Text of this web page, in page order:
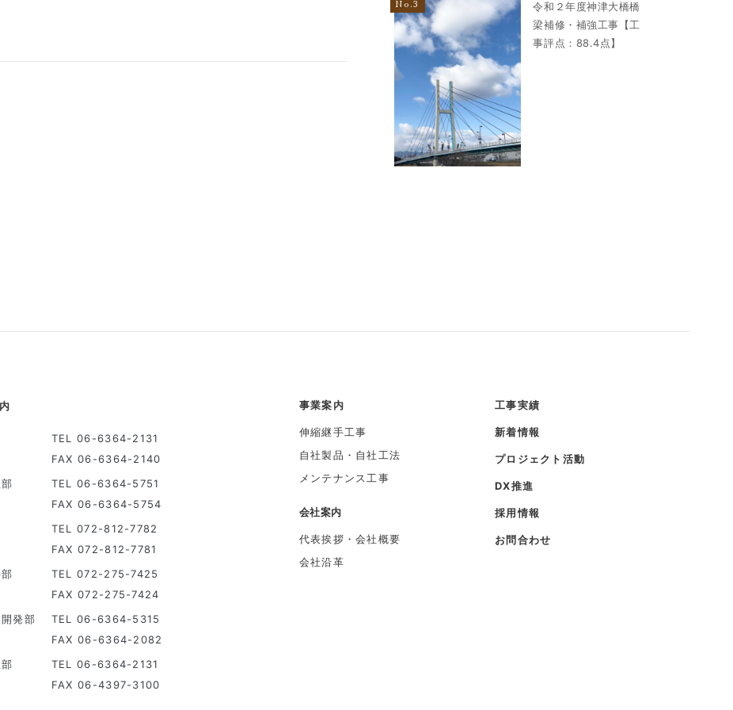
令和２年度神津大橋橋
梁補修・補強工事【工
事評点：88.4点】
TEL 06-6364-2131
FAX 06-6364-2140
TEL 06-6364-5751
FAX 06-6364-5754
TEL 072-812-7782
FAX 072-812-7781
TEL 072-275-7425
FAX 072-275-7424
発部
TEL 06-6364-5315
FAX 06-6364-2082
TEL 06-6364-2131
FAX 06-4397-3100
事業案内
伸縮継手工事
自社製品・自社工法
メンテナンス工事
会社案内
代表挨拶・会社概要
会社沿革
工事実績
新着情報
プロジェクト活動
DX推進
採用情報
お問合わせ